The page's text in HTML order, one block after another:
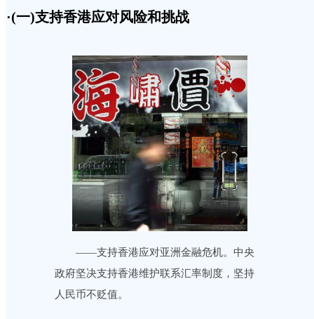
·(一)支持香港应对风险和挑战
——支持香港应对亚洲金融危机。中央
政府坚决支持香港维护联系汇率制度，坚持
人民币不贬值。